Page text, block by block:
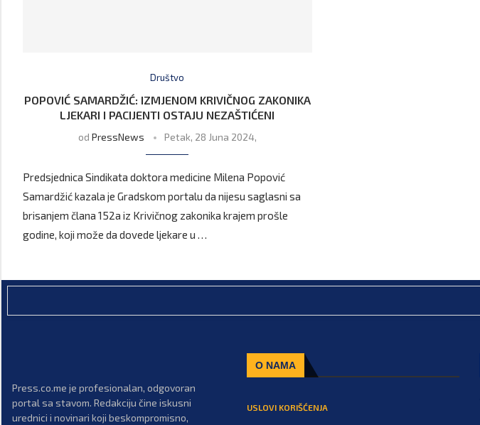
Društvo
POPOVIĆ SAMARDŽIĆ: IZMJENOM KRIVIČNOG ZAKONIKA
LJEKARI I PACIJENTI OSTAJU NEZAŠTIĆENI
od PressNews Petak, 28 Juna 2024,
Predsjednica Sindikata doktora medicine Milena Popović
Samardžić kazala je Gradskom portalu da nijesu saglasni sa
brisanjem člana 152a iz Krivičnog zakonika krajem prošle
godine, koji može da dovede ljekare u …
Press.co.me je profesionalan, odgovoran
portal sa stavom. Redakciju čine iskusni
urednici i novinari koji beskompromisno,
O NAMA
USLOVI KORIŠĆENJA